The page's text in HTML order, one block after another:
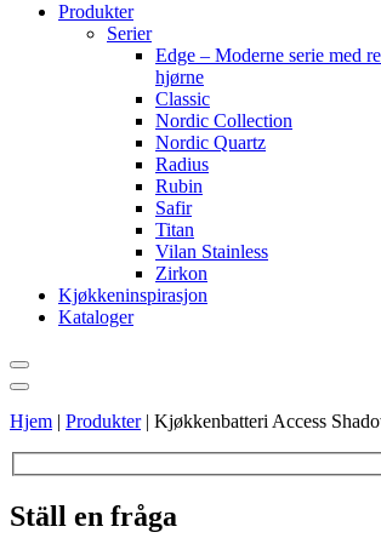
Produkter
Serier
Edge – Moderne serie med
hjørne
Classic
Nordic Collection
Nordic Quartz
Radius
Rubin
Safir
Titan
Vilan Stainless
Zirkon
Kjøkkeninspirasjon
Kataloger
Hjem | Produkter| Kjøkkenbatteri Access
Ställ en fråga